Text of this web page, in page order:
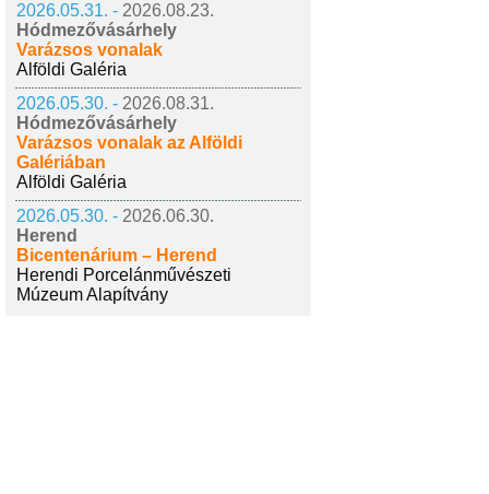
2026.05.31. - 2026.08.23.
Hódmezővásárhely
Varázsos vonalak
Alföldi Galéria
2026.05.30. - 2026.08.31.
Hódmezővásárhely
Varázsos vonalak az Alföldi
Galériában
Alföldi Galéria
2026.05.30. - 2026.06.30.
Herend
Bicentenárium – Herend
Herendi Porcelánművészeti
Múzeum Alapítvány